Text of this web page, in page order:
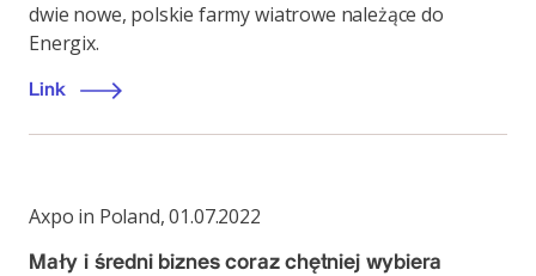
dwie nowe, polskie farmy wiatrowe należące do
Energix.
Link
Axpo in Poland,01.07.2022
Mały i średni biznes coraz chętniej wybiera